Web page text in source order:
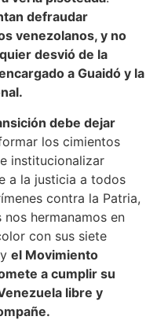
defraudar
venezolanos, y no
desvió de la
a Guaidó y la
debe dejar
los cimientos
institucionalizar
a la justicia a todos
contra la Patria,
hermanamos en
con sus siete
el Movimiento
a cumplir su
libre y